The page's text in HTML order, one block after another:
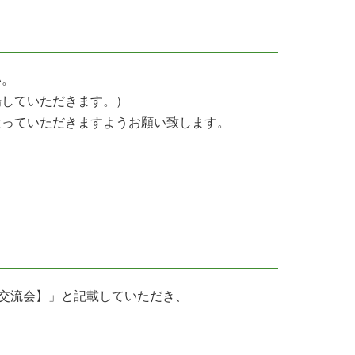
ていただきます。）
ていただきますようお願い致します。
会】」と記載していただき、